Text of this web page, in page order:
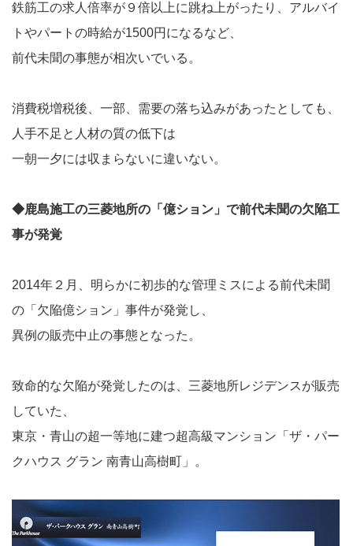
鉄筋工の求人倍率が９倍以上に跳ね上がったり、アルバイ
トやパートの時給が1500円になるなど、
前代未聞の事態が相次いでいる。
消費税増税後、一部、需要の落ち込みがあったとしても、
人手不足と人材の質の低下は
一朝一夕には収まらないに違いない。
◆鹿島施工の三菱地所の「億ション」で前代未聞の欠陥工
事が発覚
2014年２月、明らかに初歩的な管理ミスによる前代未聞
の「欠陥億ション」事件が発覚し、
異例の販売中止の事態となった。
致命的な欠陥が発覚したのは、三菱地所レジデンスが販売
していた、
東京・青山の超一等地に建つ超高級マンション「ザ・パー
クハウス グラン 南青山高樹町」。